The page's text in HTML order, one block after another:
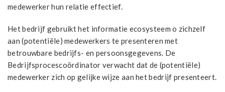
medewerker hun relatie effectief.
Het bedrijf gebruikt het informatie ecosysteem o zichzelf
aan (potentiële) medewerkers te presenteren met
betrouwbare bedrijfs- en persoonsgegevens. De
Bedrijfsprocescoördinator verwacht dat de (potentiële)
medewerker zich op gelijke wijze aan het bedrijf presenteert.